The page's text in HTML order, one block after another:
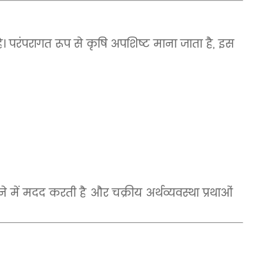
रूप से कृषि अपशिष्ट माना जाता है, इस
में मदद करती है और चक्रीय अर्थव्यवस्था प्रथाओं